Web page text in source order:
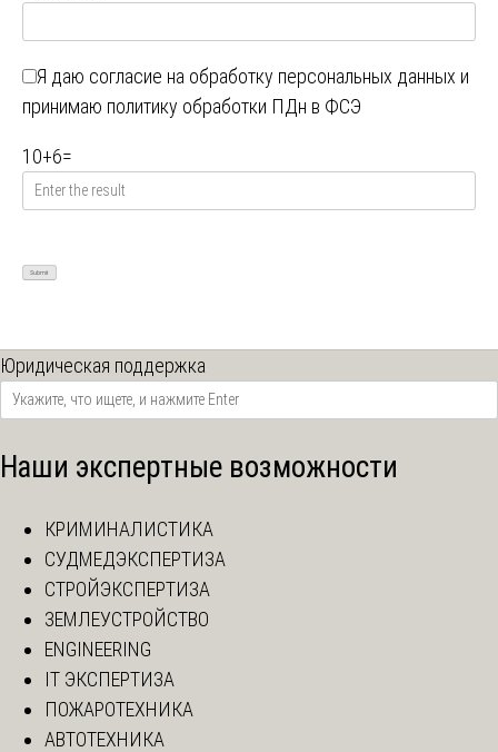
Я даю согласие на обработку персональных данных и
принимаю политику обработки ПДн в ФСЭ
10+6=
Юридическая поддержка
Наши экспертные возможности
КРИМИНАЛИСТИКА
СУДМЕДЭКСПЕРТИЗА
СТРОЙЭКСПЕРТИЗА
ЗЕМЛЕУСТРОЙСТВО
ENGINEERING
IT ЭКСПЕРТИЗА
ПОЖАРОТЕХНИКА
АВТОТЕХНИКА